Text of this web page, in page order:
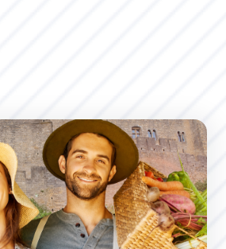
de Pays